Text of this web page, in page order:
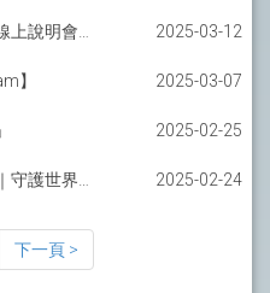
2025-03-12
】 2025-03-07
2025-02-25
2025-02-24
下一頁 >